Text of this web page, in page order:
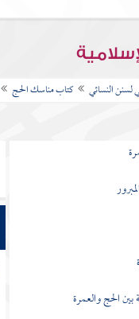
النسائي كتاب مناسك الحج
بين الحج والعمرة